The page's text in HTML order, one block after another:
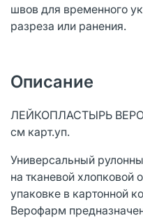
швов для временного
разреза или ранения.
Описание
ЛЕЙКОПЛАСТЫРЬ
см карт.уп.
Универсальный
на тканевой хлопковой
упаковке в картонной
Верофарм